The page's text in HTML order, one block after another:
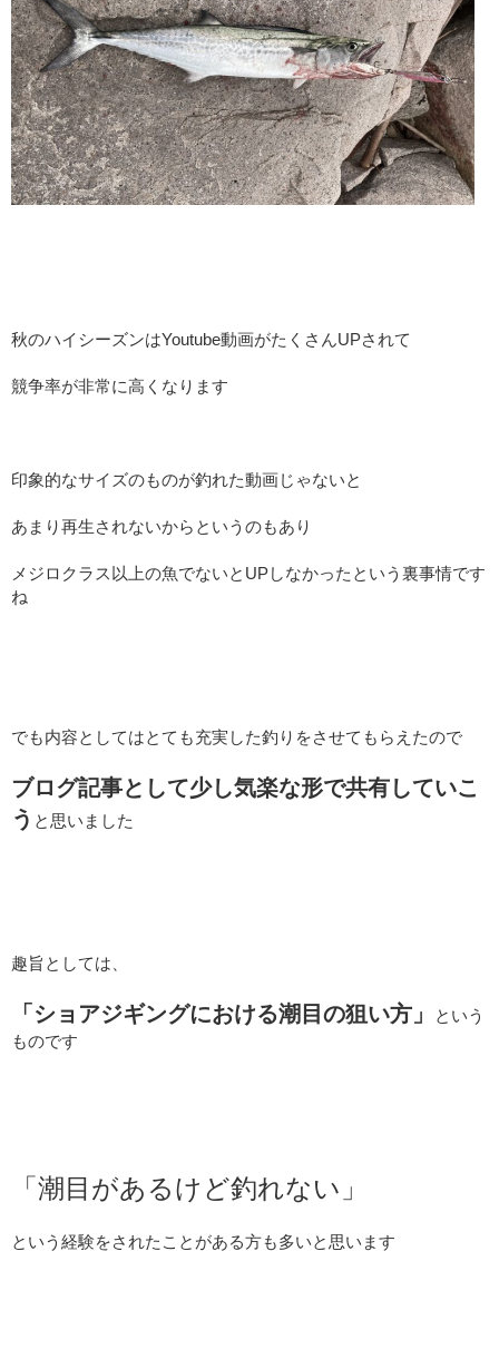
秋のハイシーズンはYoutube動画がたくさんUPされて
競争率が非常に高くなります
印象的なサイズのものが釣れた動画じゃないと
あまり再生されないからというのもあり
メジロクラス以上の魚でないとUPしなかったという裏事情です
ね
でも内容としてはとても充実した釣りをさせてもらえたので
ブログ記事として少し気楽な形で共有していこ
う と思いました
趣旨としては、
「ショアジギングにおける潮目の狙い方」
という
ものです
「潮目があるけど釣れない」
という経験をされたことがある方も多いと思います